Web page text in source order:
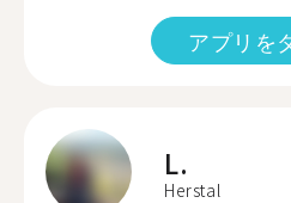
アプリを
L.
Herstal